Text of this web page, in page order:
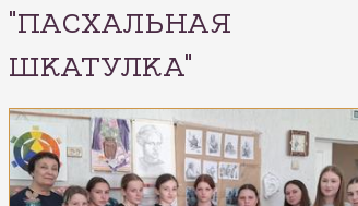
"ПАСХАЛЬНАЯ
ШКАТУЛКА"